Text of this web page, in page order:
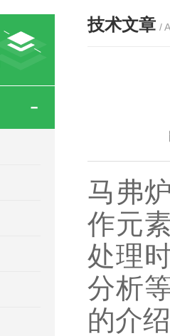
技术文章 /
马弗
作元
处理
分析
的介